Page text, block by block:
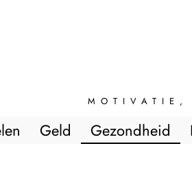
MOTIVATIE,
Geld Gezondheid